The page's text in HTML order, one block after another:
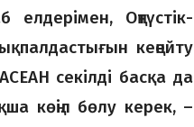
Оңтүстік-
кеңейту
секілді басқа да
көңіл бөлу керек, –